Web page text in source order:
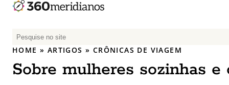
P
e
q
HOME » ARTIGOS » CRÔNICAS DE VIAGEM
Sobre mulheres sozinhas